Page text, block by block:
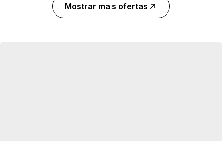
Mostrar mais ofertas